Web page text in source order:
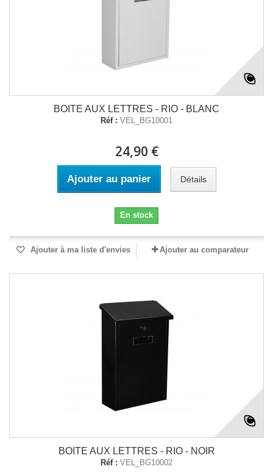
BOITE AUX LETTRES - RIO - BLANC
Réf : VEL_BG10001
24,90 €
Ajouter au panier Détails
En stock
Ajouter à ma liste d'envies Ajouter au comparateur
BOITE AUX LETTRES - RIO - NOIR
Réf : VEL_BG10002